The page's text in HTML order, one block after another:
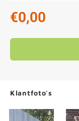
€0,00
Klantfoto's